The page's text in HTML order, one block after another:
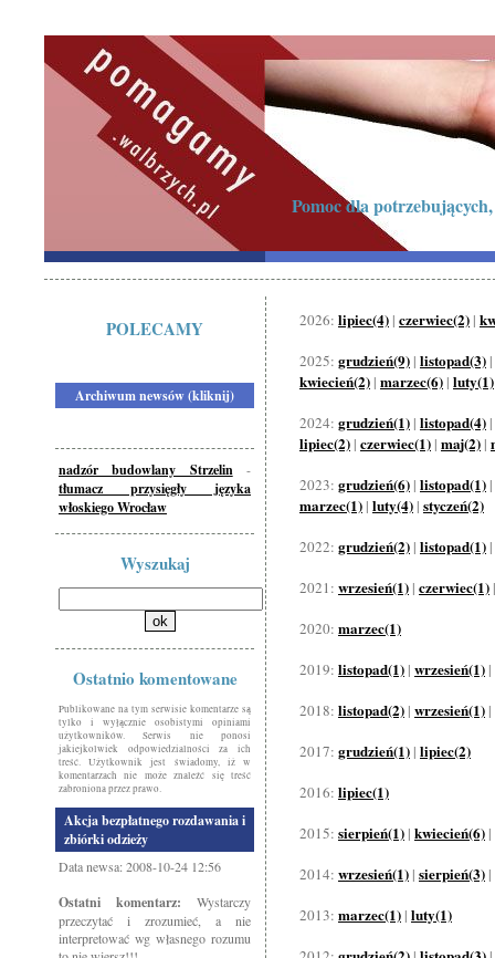
Pomoc dla
POLECAMY
Archiwum newsów (kliknij)
nadzór budowlany Strzelin -
tłumacz przysięgły języka
włoskiego Wrocław
Wyszukaj
Ostatnio komentowane
Publikowane na tym serwisie komentarze są
tylko i wyłącznie osobistymi opiniami
użytkowników. Serwis nie ponosi
jakiejkolwiek odpowiedzialności za ich
treść. Użytkownik jest świadomy, iż w
komentarzach nie może znaleźć się treść
zabroniona przez prawo.
Akcja bezpłatnego rozdawania i
zbiórki odzieży
Data newsa: 2008-10-24 12:56
Ostatni komentarz: Wystarczy
przeczytać i zrozumieć, a nie
interpretować wg własnego rozumu
2026: lipiec(4) | czerwiec(2) |
2025: grudzień(9) | listopad(3) |
kwiecień(2) | marzec(6) | luty(1)
2024: grudzień(1) | listopad(4) |
lipiec(2) | czerwiec(1) | maj(2) |
2023: grudzień(6) | listopad(1) |
marzec(1) | luty(4) | styczeń(2)
2022: grudzień(2) | listopad(1) |
2021: wrzesień(1) | czerwiec(1)
2020: marzec(1)
2019: listopad(1) | wrzesień(1) |
2018: listopad(2) | wrzesień(1) |
2017: grudzień(1) | lipiec(2)
2016: lipiec(1)
2015: sierpień(1) | kwiecień(6) |
2014: wrzesień(1) | sierpień(3) |
2013: marzec(1) | luty(1)